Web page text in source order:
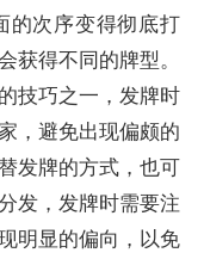
的次序变得彻底打
获得不同的牌型。
技巧之一，发牌时
，避免出现偏颇的
发牌的方式，也可
发，发牌时需要注
明显的偏向，以免